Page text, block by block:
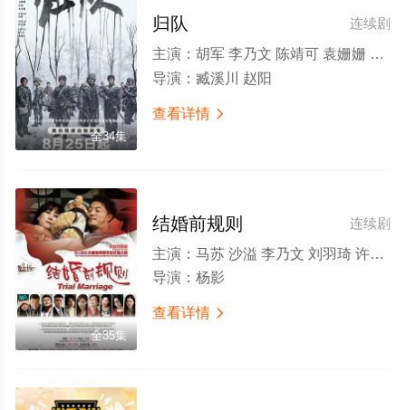
全34集
连续剧
归队
主演： 胡军 李乃文 陈靖可 袁姗姗 任彬 宋家腾 蒋欣 林永健 倪大红 刘佩琦 艾丽娅
导演： 臧溪川 赵阳
查看详情 
全35集
连续剧
结婚前规则
主演： 马苏 沙溢 李乃文 刘羽琦 许娣 马书良 杨青 王昱淇 林家川 殷桃 王博谷 许歌 李龙君 姜邵文
导演： 杨影
查看详情 